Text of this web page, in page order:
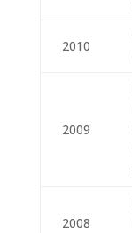
2010
2009
2008